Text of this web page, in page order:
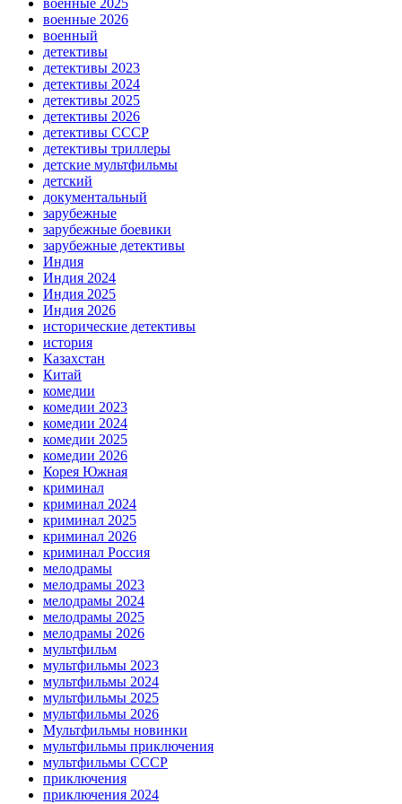
военные 2025
военные 2026
военный
детективы
детективы 2023
детективы 2024
детективы 2025
детективы 2026
детективы СССР
детективы триллеры
детские мультфильмы
детский
документальный
зарубежные
зарубежные боевики
зарубежные детективы
Индия
Индия 2024
Индия 2025
Индия 2026
исторические детективы
история
Казахстан
Китай
комедии
комедии 2023
комедии 2024
комедии 2025
комедии 2026
Корея Южная
криминал
криминал 2024
криминал 2025
криминал 2026
криминал Россия
мелодрамы
мелодрамы 2023
мелодрамы 2024
мелодрамы 2025
мелодрамы 2026
мультфильм
мультфильмы 2023
мультфильмы 2024
мультфильмы 2025
мультфильмы 2026
Мультфильмы новинки
мультфильмы приключения
мультфильмы СССР
приключения
приключения 2024